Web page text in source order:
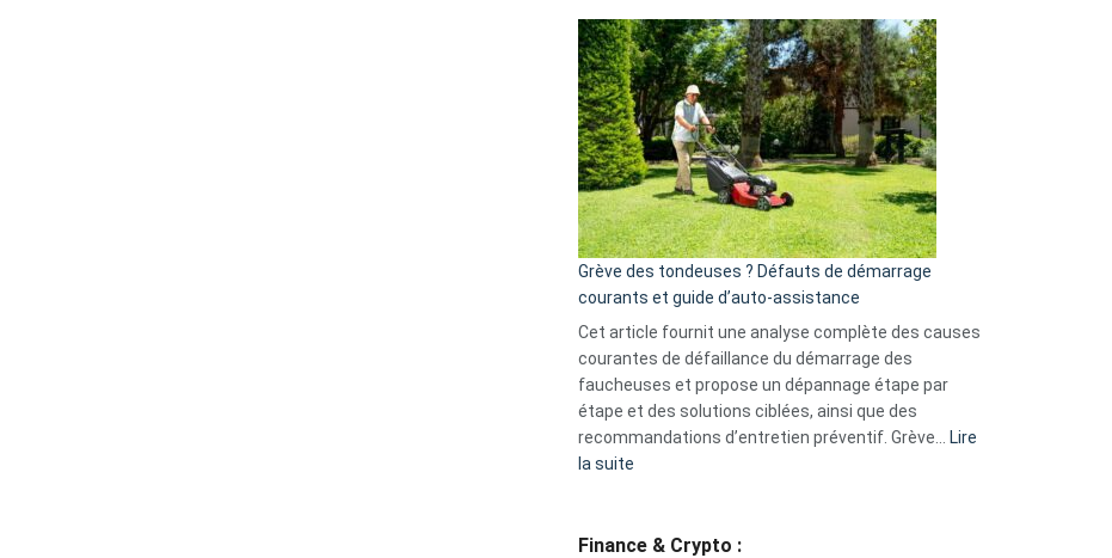
GitHub
choisir
une
caméra
de
surveillance
?
5
avantages
essentiels
de
la
S330
eufy
Grève des tondeuses ? Défauts de démarrage
courants et guide d’auto-assistance
Cet article fournit une analyse complète des causes
courantes de défaillance du démarrage des
faucheuses et propose un dépannage étape par
étape et des solutions ciblées, ainsi que des
recommandations d’entretien préventif. Grève…
Lire
la suite
tondeuses
Finance & Crypto :